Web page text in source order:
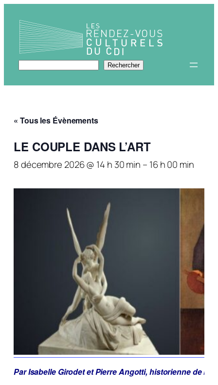
Rechercher Rechercher
« Tous les Évènements
LE COUPLE DANS L’ART
8 décembre 2026 @ 14 h 30 min – 16 h 00 min
Par Isabelle Girodet et Pierre Angotti, historienne de